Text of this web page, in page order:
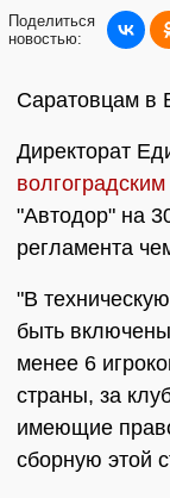
Поделиться
новостью:
Саратовцам в
Директорат
"Автодор" на
регламента
"В
быть
менее 6
страны, за
имеющие
сборную этой